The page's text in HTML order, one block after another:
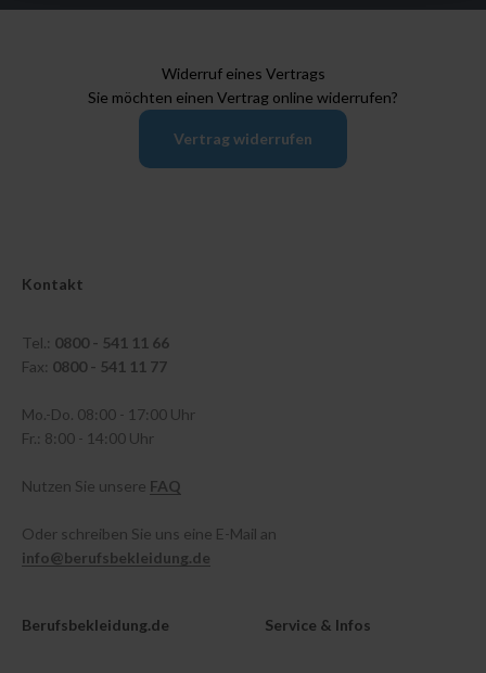
Widerruf eines Vertrags
Sie möchten einen Vertrag online widerrufen?
Vertrag widerrufen
Kontakt
Tel.: 0800 - 541 11 66
Fax: 0800 - 541 11 77
Mo.-Do. 08:00 - 17:00 Uhr
Fr.: 8:00 - 14:00 Uhr
Nutzen Sie unsere FAQ
Oder schreiben Sie uns eine E-Mail an
info@berufsbekleidung.de
Berufsbekleidung.de Service & Infos